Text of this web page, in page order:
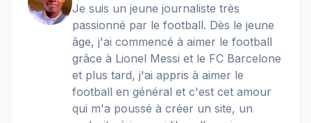
Je suis un jeune journaliste très
passionné par le football. Dès le jeune
âge, j'ai commencé à aimer le football
grâce à Lionel Messi et le FC Barcelone
et plus tard, j'ai appris à aimer le
football en général et c'est cet amour
qui m'a poussé à créer un site, un